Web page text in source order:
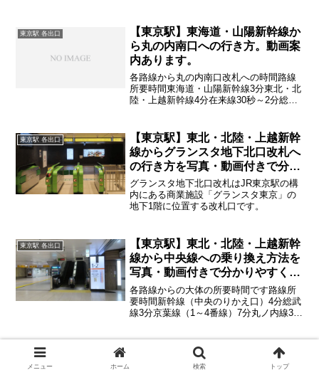
線（1.2番線）3分総武線・横須賀線...
東京駅 各出口
【東京駅】東海道・山陽新幹線か
ら丸の内南口への行き方。動画案
内あります。
各路線から丸の内南口改札への時間路線
所要時間東海道・山陽新幹線3分東北・北
陸・上越新幹線4分在来線30秒～2分総武
東京駅 各出口
【東京駅】東北・北陸・上越新幹
線からグランスタ地下北口改札へ
の行き方を写真・動画付きで分か
りやすく解説！
グランスタ地下北口改札はJR東京駅の構
内にある商業施設「グランスタ東京」の
地下1階に位置する改札口です。
東京駅 各出口
【東京駅】東北・北陸・上越新幹
線から中央線への乗り換え方法を
写真・動画付きで分かりやすく解
説！
各路線からの大体の所要時間です路線所
要時間新幹線（中央のりかえ口）4分総武
線3分京葉線（1～4番線）7分丸ノ内線3分
メニュー ホーム 検索 トップ